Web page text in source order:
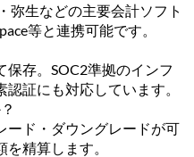
弥生などの主要会計ソフト
等と連携可能です。
存。SOC2準拠のインフ
証にも対応しています。
ード・ダウングレードが可
精算します。